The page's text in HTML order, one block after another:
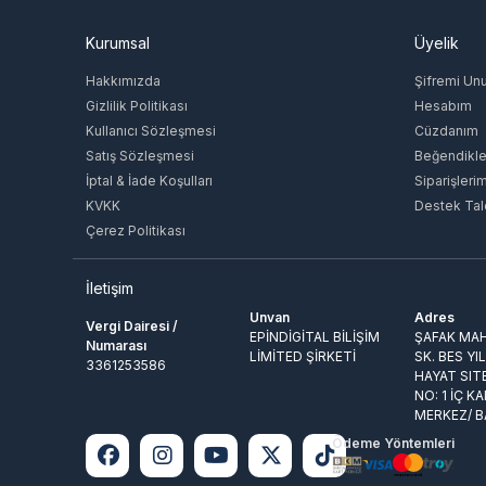
Kurumsal
Hakkımızda
Gizlilik Politikası
Kullanıcı Sözleşmesi
Satış Sözleşmesi
İptal & İade Koşulları
KVKK
Çerez Politikası
Üyelik
Şifremi
Hesabım
Cüzdanım
Siparişlerim
Destek
İletişim
Vergi Dairesi /
Numarası
3361253586
Unvan
EPİNDİGİTAL BİLİŞİM
LİMİTED ŞİRKETİ
Adres
ŞAFAK
SK. BES
HAYAT
NO: 1 İÇ
MERKEZ/
Ödeme Yöntemleri